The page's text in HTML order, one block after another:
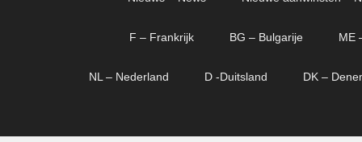
F – Frankrijk BG – Bulgarije ME
NL – Nederland D -Duitsland DK –